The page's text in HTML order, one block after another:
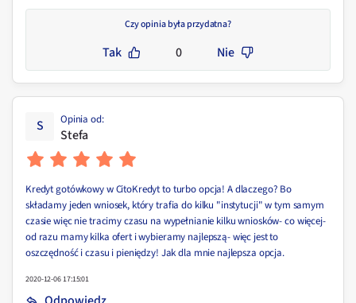
Czy opinia była przydatna?
Tak 0 Nie
S Opinia od:
Stefa
Kredyt gotówkowy w CitoKredyt to turbo opcja! A dlaczego? Bo
składamy jeden wniosek, który trafia do kilku "instytucji" w tym samym
czasie więc nie tracimy czasu na wypełnianie kilku wniosków- co więcej-
od razu mamy kilka ofert i wybieramy najlepszą- więc jest to
oszczędność i czasu i pieniędzy! Jak dla mnie najlepsza opcja.
2020-12-06 17:15:01